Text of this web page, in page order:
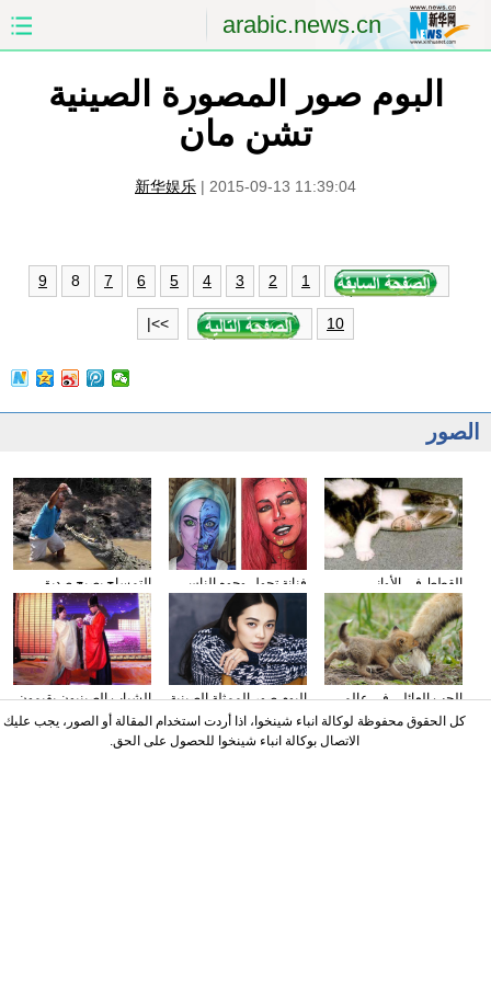
arabic.news.cn
الاقتصاد
الرياضة السياحة والبيئة
مؤتمر صحفى للخارجية
البوم صور المصورة الصينية
تشن مان
新华娱乐 | 2015-09-13 11:39:04
1
2
3
4
5
6
7
8
9
10
>>|
الصور
التمساح يصبح صديق
الناس في كوستا ريكا
فنانة تحول وجوه الناس
إلى الشخصيات الكرتونية
باستخدام الماكياج
القطط في الأواني
الزجاجية
الشباب الصينيون يقيمون
حفل الزفاف وفقا لطريقة
"أسرة هان"
البوم صور الممثلة الصينية
ياو تشن على مجلة
الحب العائلي في عالم
الحيوان
كل الحقوق محفوظة لوكالة انباء شينخوا، اذا أردت استخدام المقالة أو الصور، يجب عليك
الاتصال بوكالة انباء شينخوا للحصول على الحق.